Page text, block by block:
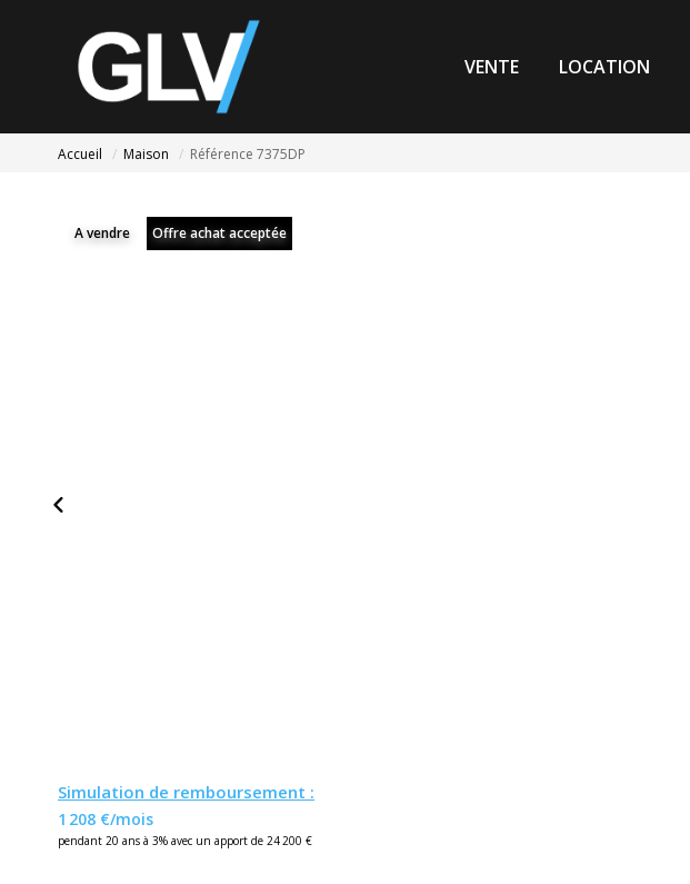
VENTE LOCATION
Accueil Maison Référence 7375DP
A vendre Offre achat acceptée
Simulation de remboursement :
1 208 €/mois
pendant 20 ans à 3% avec un apport de 24 200 €